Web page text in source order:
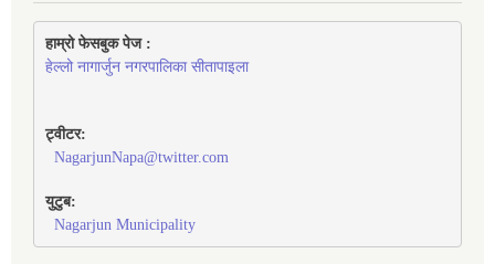
हाम्रो फेसबुक पेज :
हेल्लो नागार्जुन नगरपालिका सीतापाइला
ट्वीटर:
NagarjunNapa@twitter.com
युटुब:
Nagarjun Municipality